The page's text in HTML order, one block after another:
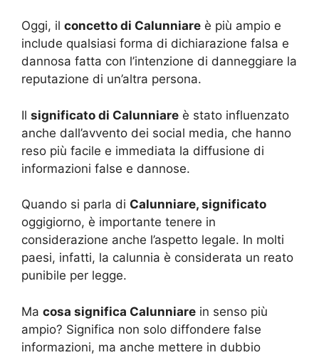
Oggi, il concetto di Calunniare è più ampio e
include qualsiasi forma di dichiarazione falsa e
dannosa fatta con l’intenzione di danneggiare la
reputazione di un’altra persona.
Il significato di Calunniare è stato influenzato
anche dall’avvento dei social media, che hanno
reso più facile e immediata la diffusione di
informazioni false e dannose.
Quando si parla di Calunniare, significato
oggigiorno, è importante tenere in
considerazione anche l’aspetto legale. In molti
paesi, infatti, la calunnia è considerata un reato
punibile per legge.
Ma cosa significa Calunniare in senso più
ampio? Significa non solo diffondere false
informazioni, ma anche mettere in dubbio